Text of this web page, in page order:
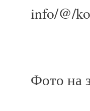
info/@/
Фото на